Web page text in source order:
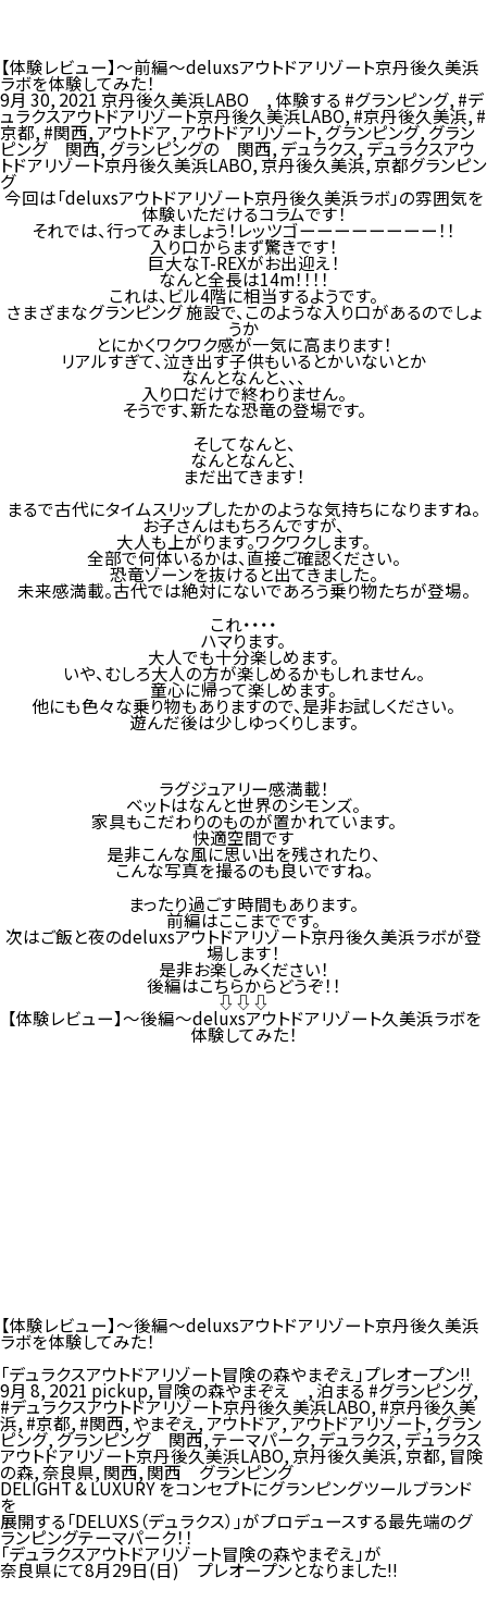
【体験レビュー】〜前編〜deluxsアウトドアリゾート京丹後久美浜
ラボを体験してみた！
9月 30, 2021 京丹後久美浜LABO , 体験する #グランピング, #デ
ュラクスアウトドアリゾート京丹後久美浜LABO, #京丹後久美浜,#
京都, #関西,アウトドア, アウトドアリゾート, グランピング,グラン
ピング 関西, グランピングの 関西, デュラクス, デュラクスアウ
トドアリゾート京丹後久美浜LABO,京丹後久美浜,京都グランピン
グ
今回は「deluxsアウトドアリゾート京丹後久美浜ラボ」の雰囲気を
体験いただけるコラムです！
それでは、行ってみましょう！レッツゴーーーーーーーー！！
入り口からまず驚きです！
巨大なT-REXがお出迎え！
なんと全長は14m！！！！
これは、ビル4階に相当するようです。
さまざまなグランピング 施設で、このような入り口があるのでしょ
うか
とにかくワクワク感が一気に高まります！
リアルすぎて、泣き出す子供もいるとかいないとか
なんとなんと、、、
入り口だけで終わりません。
そうです、新たな恐竜の登場です。
そしてなんと、
なんとなんと、
まだ出てきます！
まるで古代にタイムスリップしたかのような気持ちになりますね。
お子さんはもちろんですが、
大人も上がります。ワクワクします。
全部で何体いるかは、直接ご確認ください。
恐竜ゾーンを抜けると出てきました。
未来感満載。古代では絶対にないであろう乗り物たちが登場。
これ・・・・
ハマります。
大人でも十分楽しめます。
いや、むしろ大人の方が楽しめるかもしれません。
童心に帰って楽しめます。
他にも色々な乗り物もありますので、是非お試しください。
遊んだ後は少しゆっくりします。
ラグジュアリー感満載！
ベットはなんと世界のシモンズ。
家具もこだわりのものが置かれています。
快適空間です
是非こんな風に思い出を残されたり、
こんな写真を撮るのも良いですね。
まったり過ごす時間もあります。
前編はここまでです。
次はご飯と夜のdeluxsアウトドアリゾート京丹後久美浜ラボが登
場します！
是非お楽しみください！
後編はこちらからどうぞ！！
⇩⇩⇩
【体験レビュー】〜後編〜deluxsアウトドアリゾート久美浜ラボを
体験してみた！
【体験レビュー】〜後編〜deluxsアウトドアリゾート京丹後久美浜
ラボを体験してみた！
「デュラクスアウトドアリゾート冒険の森やまぞえ」プレオープン!!
9月 8, 2021 pickup, 冒険の森やまぞえ ,泊まる #グランピング,
#デュラクスアウトドアリゾート京丹後久美浜LABO, #京丹後久美
浜, #京都, #関西, やまぞえ, アウトドア,アウトドアリゾート,グラン
ピング,グランピング 関西,テーマパーク, デュラクス, デュラクス
アウトドアリゾート京丹後久美浜LABO,京丹後久美浜,京都, 冒険
の森,奈良県, 関西,関西 グランピング
DELIGHT & LUXURY をコンセプトにグランピングツールブランド
を
展開する「DELUXS（デュラクス）」がプロデュースする最先端のグ
ランピングテーマパーク！！
「デュラクスアウトドアリゾート冒険の森やまぞえ」が
奈良県にて8月29日(日) プレオープンとなりました!!
デュラクスアウトドアリゾート冒険の森や